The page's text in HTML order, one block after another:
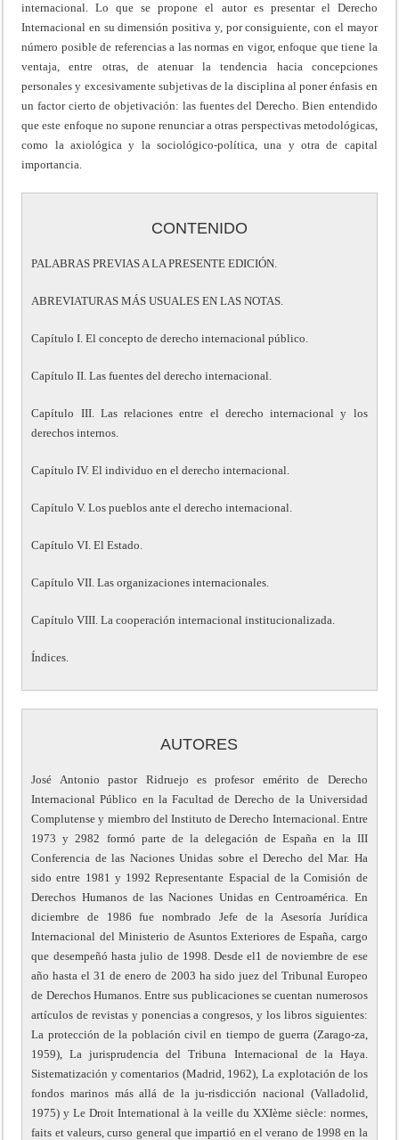
internacional. Lo que se propone el autor es presentar el Derecho
Internacional en su dimensión positiva y, por consiguiente, con el mayor
número posible de referencias a las normas en vigor, enfoque que tiene la
ventaja, entre otras, de atenuar la tendencia hacia concepciones
personales y excesivamente subjetivas de la disciplina al poner énfasis en
un factor cierto de objetivación: las fuentes del Derecho. Bien entendido
que este enfoque no supone renunciar a otras perspectivas metodológicas,
como la axiológica y la sociológico-política, una y otra de capital
importancia.
CONTENIDO
PALABRAS PREVIAS A LA PRESENTE EDICIÓN.
ABREVIATURAS MÁS USUALES EN LAS NOTAS.
Capítulo I. El concepto de derecho internacional público.
Capítulo II. Las fuentes del derecho internacional.
Capítulo III. Las relaciones entre el derecho internacional y los
derechos internos.
Capítulo IV. El individuo en el derecho internacional.
Capítulo V. Los pueblos ante el derecho internacional.
Capítulo VI. El Estado.
Capítulo VII. Las organizaciones internacionales.
Capítulo VIII. La cooperación internacional institucionalizada.
Índices.
AUTORES
José Antonio pastor Ridruejo es profesor emérito de Derecho
Internacional Público en la Facultad de Derecho de la Universidad
Complutense y miembro del Instituto de Derecho Internacional. Entre
1973 y 2982 formó parte de la delegación de España en la III
Conferencia de las Naciones Unidas sobre el Derecho del Mar. Ha
sido entre 1981 y 1992 Representante Espacial de la Comisión de
Derechos Humanos de las Naciones Unidas en Centroamérica. En
diciembre de 1986 fue nombrado Jefe de la Asesoría Jurídica
Internacional del Ministerio de Asuntos Exteriores de España, cargo
que desempeñó hasta julio de 1998. Desde el1 de noviembre de ese
año hasta el 31 de enero de 2003 ha sido juez del Tribunal Europeo
de Derechos Humanos. Entre sus publicaciones se cuentan numerosos
artículos de revistas y ponencias a congresos, y los libros siguientes:
La protección de la población civil en tiempo de guerra (Zarago-za,
1959), La jurisprudencia del Tribuna Internacional de la Haya.
Sistematización y comentarios (Madrid, 1962), La explotación de los
fondos marinos más allá de la ju-risdicción nacional (Valladolid,
1975) y Le Droit International à la veille du XXIème siècle: normes,
faits et valeurs, curso general que impartió en el verano de 1998 en la